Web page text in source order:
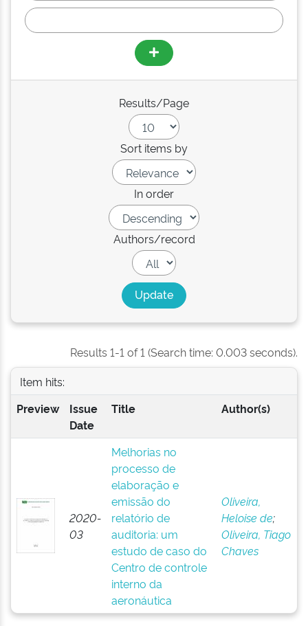
Results/Page
Sort items by
In order
Authors/record
Results 1-1 of 1 (Search time: 0.003 seconds).
Item hits:
Preview
Issue
Date
Title Author(s)
2020-
03
Melhorias no
processo de
elaboração e
emissão do
relatório de
auditoria: um
estudo de caso do
Centro de controle
interno da
aeronáutica
Oliveira,
Heloise de;
Oliveira, Tiago
Chaves